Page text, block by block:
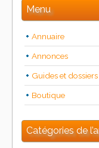
Menu
Annuaire
Annonces
Guides et dossiers
Boutique
Catégories de